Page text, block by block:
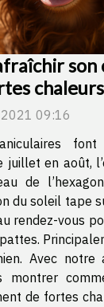
son
09:16
font
juillet en août,
de
du soleil tape
rendez-vous
Avec notre
montrer
de fortes